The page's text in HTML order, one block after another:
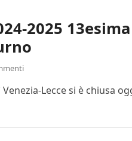
2025
Lecce si è chiusa